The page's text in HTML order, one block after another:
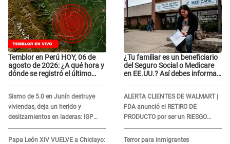
Temblor en Perú HOY, 06 de
agosto de 2026: ¿A qué hora y
dónde se registró el último
Sismo de 5.0 en Junín destruye
viviendas, deja un herido y
deslizamientos en laderas: IGP
alerta sobre posibles réplicas
Papa León XIV VUELVE a Chiclayo:
¿Tu familiar es un beneficiario
del Seguro Social o Medicare
en EE.UU.? Así debes informar
ALERTA CLIENTES DE WALMART |
FDA anunció el RETIRO DE
PRODUCTO por ser un RIESGO
MORTAL para consumidores: ¿Cuál
es?
Terror para inmigrantes